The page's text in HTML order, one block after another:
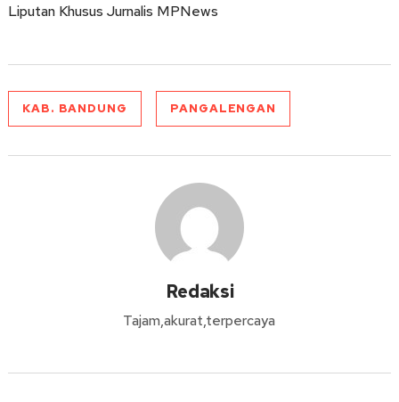
Liputan Khusus Jurnalis MPNews
KAB. BANDUNG PANGALENGAN
Redaksi
Tajam,akurat,terpercaya